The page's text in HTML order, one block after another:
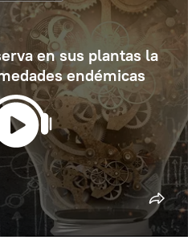
en sus plantas la
endémicas